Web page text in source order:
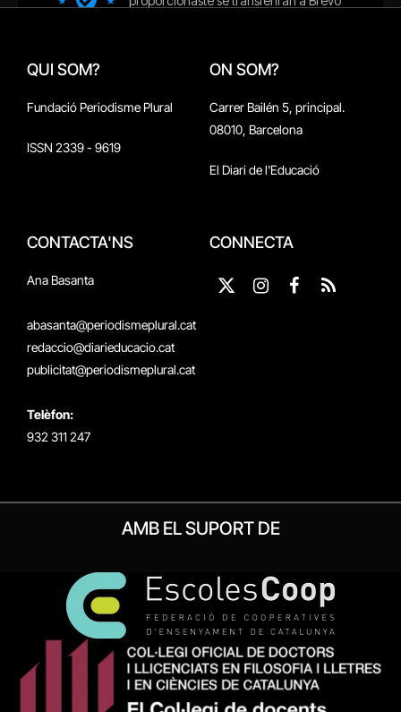
QUI SOM?
Fundació Periodisme Plural
ISSN 2339 - 9619
ON SOM?
Carrer Bailén 5, principal.
08010, Barcelona
El Diari de l'Educació
CONTACTA'NS
Ana Basanta
abasanta@periodismeplural.cat
redaccio@diarieducacio.cat
publicitat@periodismeplural.cat
Telèfon:
932 311 247
CONNECTA
X
Instagram
Facebook
RSS
AMB EL SUPORT DE